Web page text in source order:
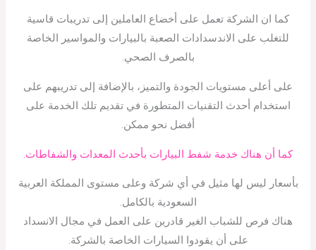
كما ان الشركة تعمل على أخضاع العاملين إلى تدريبات قاسية
للتغلب على الاندسدادات الصعبة بالبيارات والمواسير الخاصة
بالصرف الصحي.
على أعلى مستويات الجودة والتميز، بالإضافة إلى تدريبهم على
استخدام أحدث التقنيات المتطورة في تقديم تلك الخدمة على
أفضل نحو ممكن.
كما أن هناك خدمة شفط البيارات بأحدث المعدات والشفاطات.
بأسعار ليس لها مثيل في أي شركة وعلى مستوى المملكة العربية
السعودية بالكامل.
هناك فرص للشباب الغير قادرين على العمل في مجال الانسداد
على أن يقودوا السيارات الخاصة بالشركة.